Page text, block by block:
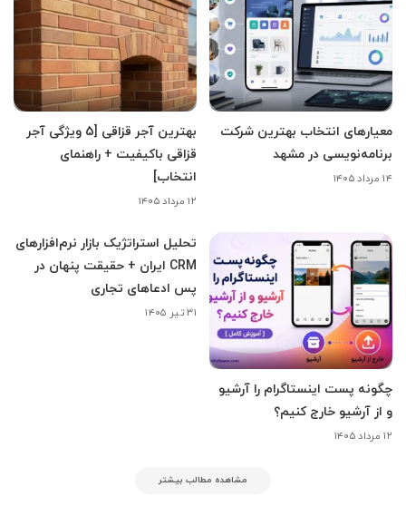
معیارهای انتخاب بهترین شرکت
برنامه‌نویسی در مشهد
۱۴ مرداد ۱۴۰۵
بهترین آجر قزاقی [5 ویژگی آجر
قزاقی باکیفیت + راهنمای
انتخاب]
۱۲ مرداد ۱۴۰۵
چگونه پست اینستاگرام را آرشیو
و از آرشیو خارج کنیم؟
۱۲ مرداد ۱۴۰۵
تحلیل استراتژیک بازار نرم‌افزارهای
CRM ایران + حقیقت پنهان در
پس ادعاهای تجاری
۳۱ تیر ۱۴۰۵
مشاهده مطالب بیشتر